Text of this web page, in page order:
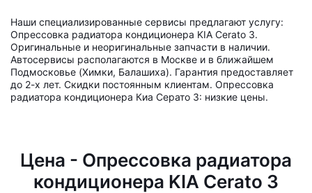
Наши специализированные сервисы предлагают услугу:
Опрессовка радиатора кондиционера KIA Cerato 3.
Оригинальные и неоригинальные запчасти в наличии.
Автосервисы располагаются в Москве и в ближайшем
Подмосковье (Химки, Балашиха). Гарантия предоставляет
до 2-х лет. Скидки постоянным клиентам. Опрессовка
радиатора кондиционера Киа Серато 3: низкие цены.
Цена - Опрессовка радиатора
кондиционера KIA Cerato 3